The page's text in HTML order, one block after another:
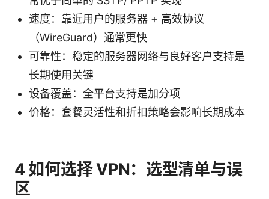
速度：靠近用户的服务器 + 高效协议
（WireGuard）通常更快
可靠性：稳定的服务器网络与良好客户支持是
长期使用关键
设备覆盖：全平台支持是加分项
价格：套餐灵活性和折扣策略会影响长期成本
4 如何选择 VPN：选型清单与误
区